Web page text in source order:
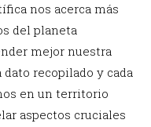
nos acerca más
del planeta
mejor nuestra
recopilado y cada
en un territorio
aspectos cruciales